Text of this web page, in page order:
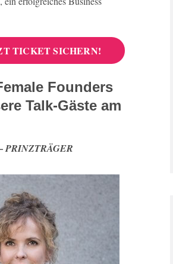
TICKET SICHERN!
Founders
Talk-Gäste am
PRINZTRÄGER